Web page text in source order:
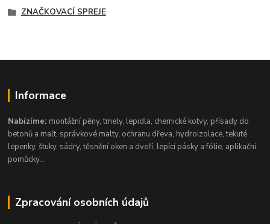
ZNAČKOVACÍ SPREJE
Informace
Nabízíme: montážní pěny, tmely, lepidla, chemické kotvy, přísady do
betonů a malt, správkové malty, ochranu dřeva, hydroizolace, tekuté
lepenky, štuky, sádry, těsnění oken a dveří, lepící pásky a fólie, aplikační
pomůcky...
Zpracování osobních údajů